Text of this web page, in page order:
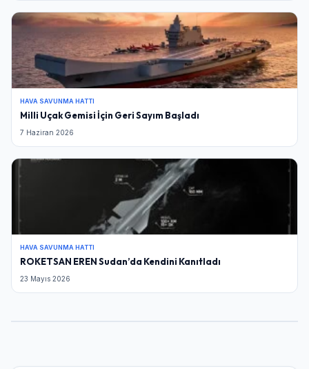
HAVA SAVUNMA HATTI
Milli Uçak Gemisi İçin Geri Sayım Başladı
7 Haziran 2026
HAVA SAVUNMA HATTI
ROKETSAN EREN Sudan’da Kendini Kanıtladı
23 Mayıs 2026